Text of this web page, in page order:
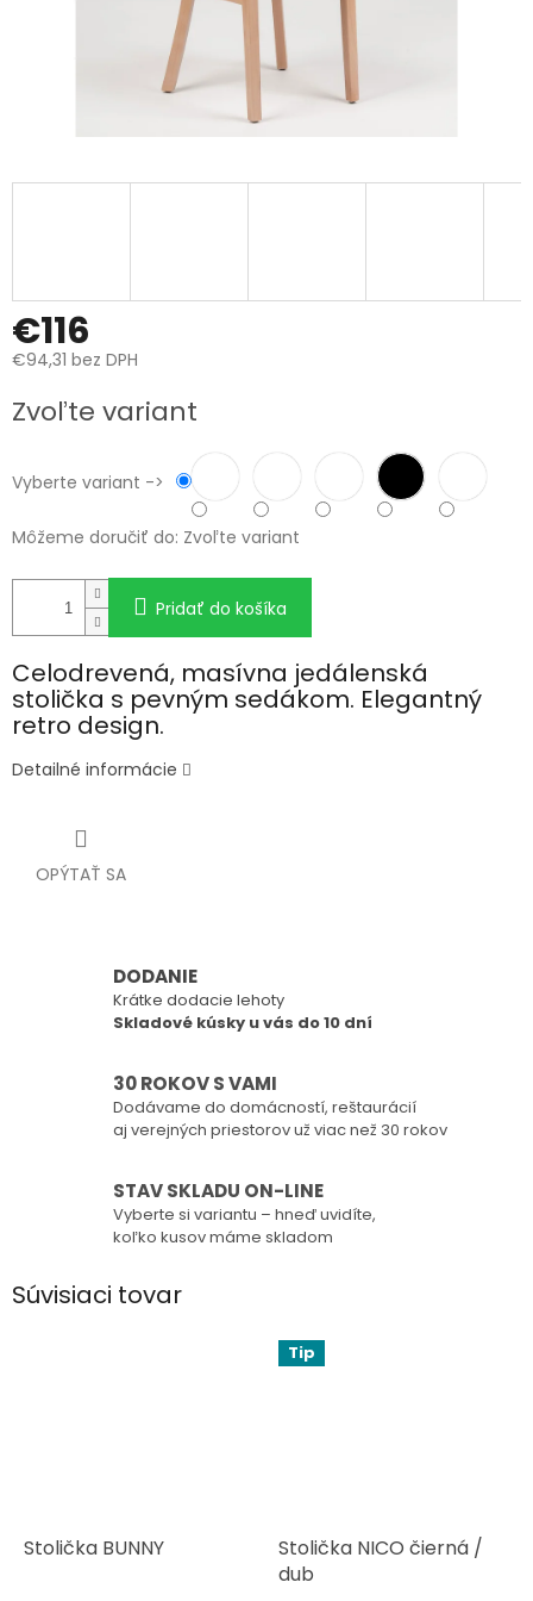
€116
€94,31 bez DPH
cena:
Zvoľte variant
Vyberte variant ->
Môžeme doručiť do: Zvoľte variant
Pridať do košíka
Celodrevená, masívna jedálenská
stolička s pevným sedákom. Elegantný
retro design.
Detailné informácie
OPÝTAŤ SA
DODANIE
Krátke dodacie lehoty
Skladové kúsky u vás do 10 dní
30 ROKOV S VAMI
Dodávame do domácností, reštaurácií
aj verejných priestorov už viac než 30 rokov
STAV SKLADU ON-LINE
Vyberte si variantu – hneď uvidíte,
koľko kusov máme skladom
Súvisiaci tovar
Stolička BUNNY
Tip
Stolička NICO čierná /
dub